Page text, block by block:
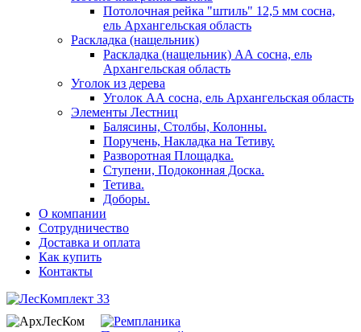
Потолочная рейка "штиль" 12,5 мм сосна,
ель Архангельская область
Раскладка (нащельник)
Раскладка (нащельник) АА сосна, ель
Архангельская область
Уголок из дерева
Уголок АА сосна, ель Архангельская область
Элементы Лестниц
Балясины, Столбы, Колонны.
Поручень, Накладка на Тетиву.
Разворотная Площадка.
Ступени, Подоконная Доска.
Тетива.
Доборы.
О компании
Сотрудничество
Доставка и оплата
Как купить
Контакты